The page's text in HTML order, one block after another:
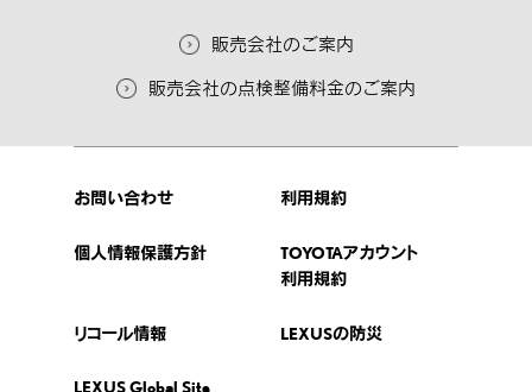
販売会社のご案内
販売会社の点検整備料金のご案内
お問い合わせ 利用規約
個人情報保護方針
TOYOTAアカウント
利用規約
リコール情報 LEXUSの防災
LEXUS Global Site